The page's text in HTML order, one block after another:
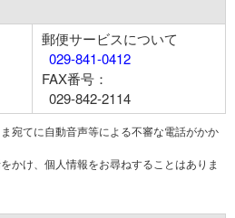
郵便サービスについて
029-841-0412
FAX番号：
029-842-2114
宛てに自動音声等による不審な電話がかか
かけ、個人情報をお尋ねすることはありま